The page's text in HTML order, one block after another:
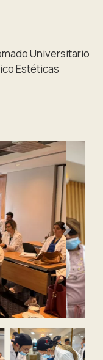
Universitario
Estéticas
Next